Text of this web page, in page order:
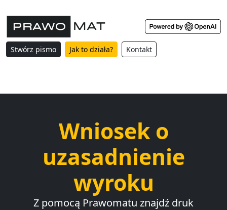
Stwórz pismo Jak to działa? Kontakt
Wniosek o
uzasadnienie
wyroku
Z pomocą Prawomatu znajdź druk